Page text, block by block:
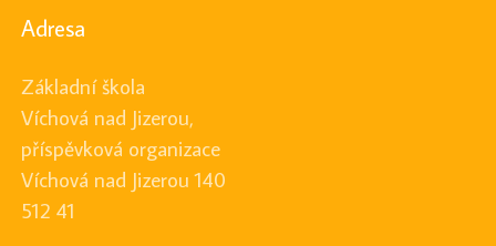
Adresa
Základní škola
Víchová nad Jizerou,
příspěvková organizace
Víchová nad Jizerou 140
512 41